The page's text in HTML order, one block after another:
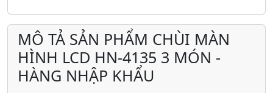
MÔ TẢ SẢN PHẨM CHÙI MÀN
HÌNH LCD HN-4135 3 MÓN -
HÀNG NHẬP KHẨU